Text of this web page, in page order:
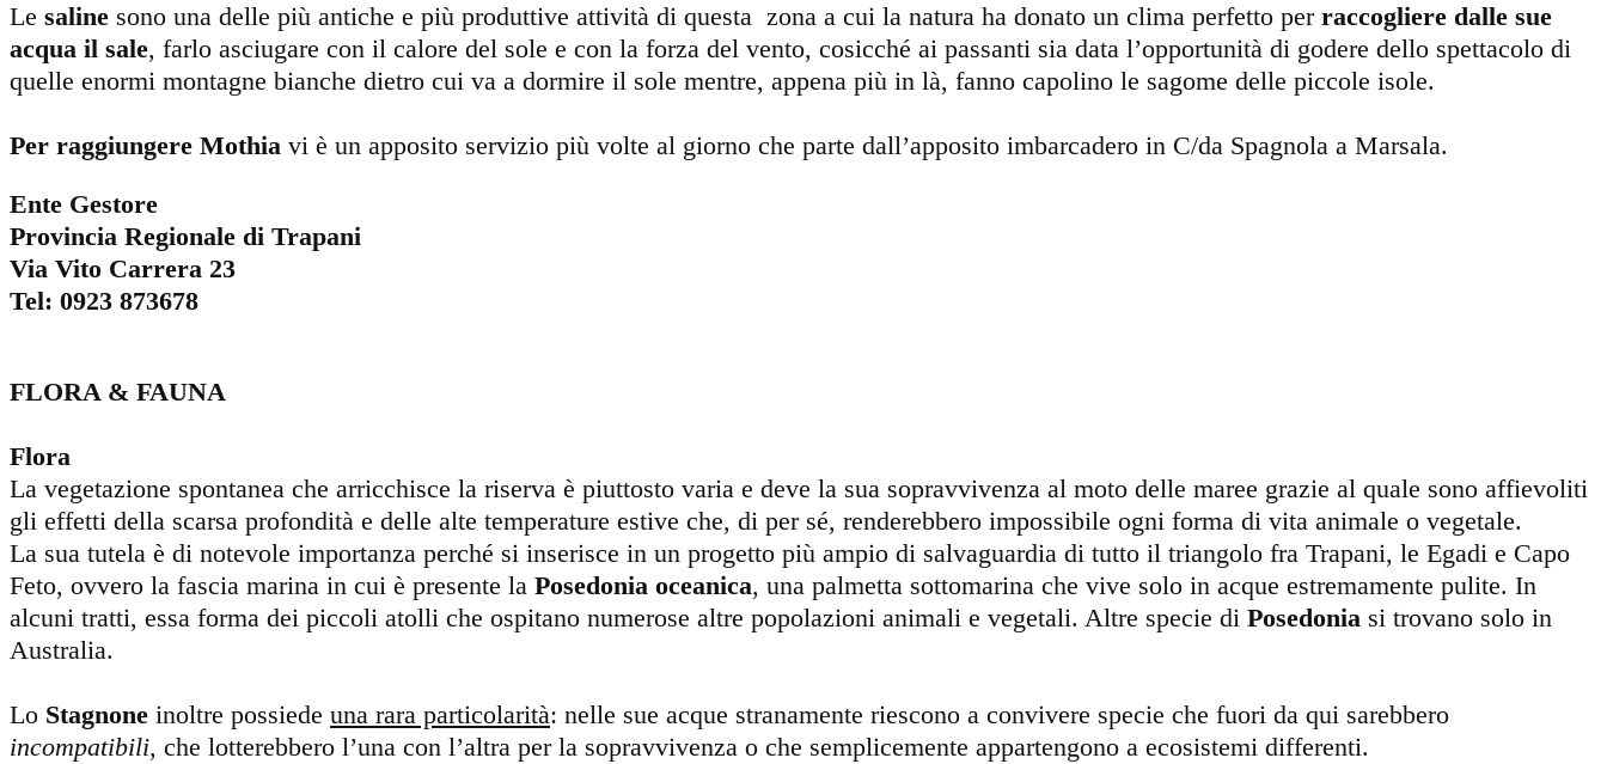
Le saline sono una delle più antiche e più produttive attività di questa zona a cui la natura ha donato un clima perfetto per raccogliere dalle sue
acqua il sale, farlo asciugare con il calore del sole e con la forza del vento, cosicché ai passanti sia data l’opportunità di godere dello spettacolo di
quelle enormi montagne bianche dietro cui va a dormire il sole mentre, appena più in là, fanno capolino le sagome delle piccole isole.
Per raggiungere Mothia vi è un apposito servizio più volte al giorno che parte dall’apposito imbarcadero in C/da Spagnola a Marsala.
Ente Gestore
Provincia Regionale di Trapani
Via Vito Carrera 23
Tel: 0923 873678
FLORA & FAUNA
Flora
La vegetazione spontanea che arricchisce la riserva è piuttosto varia e deve la sua sopravvivenza al moto delle maree grazie al quale sono affievoliti
gli effetti della scarsa profondità e delle alte temperature estive che, di per sé, renderebbero impossibile ogni forma di vita animale o vegetale.
La sua tutela è di notevole importanza perché si inserisce in un progetto più ampio di salvaguardia di tutto il triangolo fra Trapani, le Egadi e Capo
Feto, ovvero la fascia marina in cui è presente la Posedonia oceanica, una palmetta sottomarina che vive solo in acque estremamente pulite. In
alcuni tratti, essa forma dei piccoli atolli che ospitano numerose altre popolazioni animali e vegetali. Altre specie di Posedonia si trovano solo in
Australia.
Lo Stagnone inoltre possiede una rara particolarità: nelle sue acque stranamente riescono a convivere specie che fuori da qui sarebbero
incompatibili, che lotterebbero l’una con l’altra per la sopravvivenza o che semplicemente appartengono a ecosistemi differenti.